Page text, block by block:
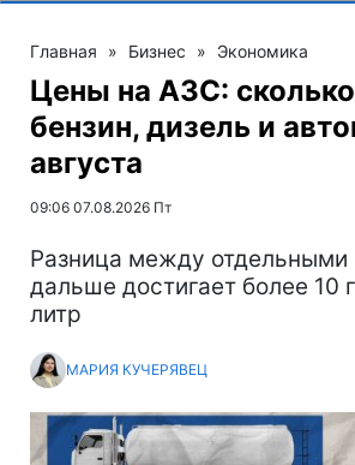
Главная » Бизнес » Экономика
Цены на АЗС:
бензин, дизель и
августа
09:06 07.08.2026 Пт
Разница между отдельными
дальше достигает более 10
литр
МАРИЯ КУЧЕРЯВЕЦ